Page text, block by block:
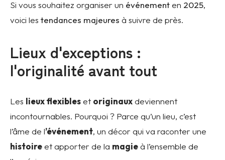
Si vous souhaitez organiser un événementen 2025,
voici les tendances majeures à suivre de près.
Lieux d'exceptions :
l'originalité avant tout
Les lieux flexibleset originauxdeviennent
incontournables. Pourquoi ? Parce qu’un lieu, c’est
l’âme de l’événement, un décor qui va raconter une
histoireet apporter de la magieà l’ensemble de